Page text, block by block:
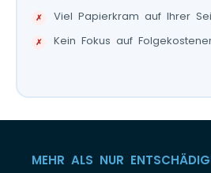
Viel Papierkram auf Ihrer
Kein Fokus auf
MEHR ALS NUR